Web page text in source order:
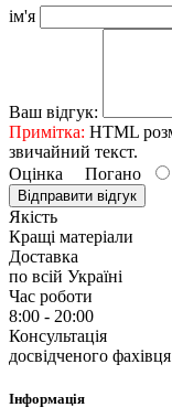
ім'я
Ваш відгук:
Примітка: HTML
звичайний текст.
Оцінка Погано
Відправити відгук
Якість
Кращі матеріали
Доставка
по всій Україні
Час роботи
8:00 - 20:00
Консультація
досвідченого фахівця
Інформація